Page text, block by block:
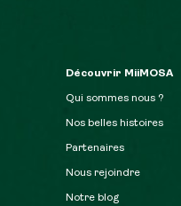
Découvrir MiiMOSA
Qui sommes nous ?
Nos belles histoires
Partenaires
Nous rejoindre
Notre blog